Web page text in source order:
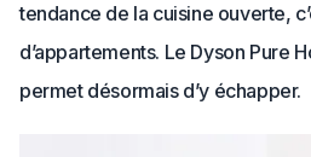
tendance de la cuisine ouverte,
d’appartements. Le Dyson Pure
permet désormais d’y échapper.